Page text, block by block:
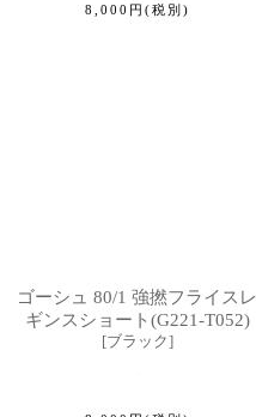
8,000 円 (税別)
ゴーシュ 80/1 強撚フライスレ
ギンスショート(G221-T052)
[ブラック]